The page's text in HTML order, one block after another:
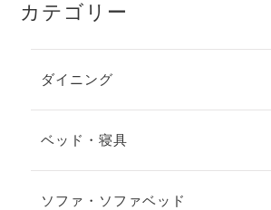
カテゴリー
ダイニング
ベッド・寝具
ソファ・ソファベッド